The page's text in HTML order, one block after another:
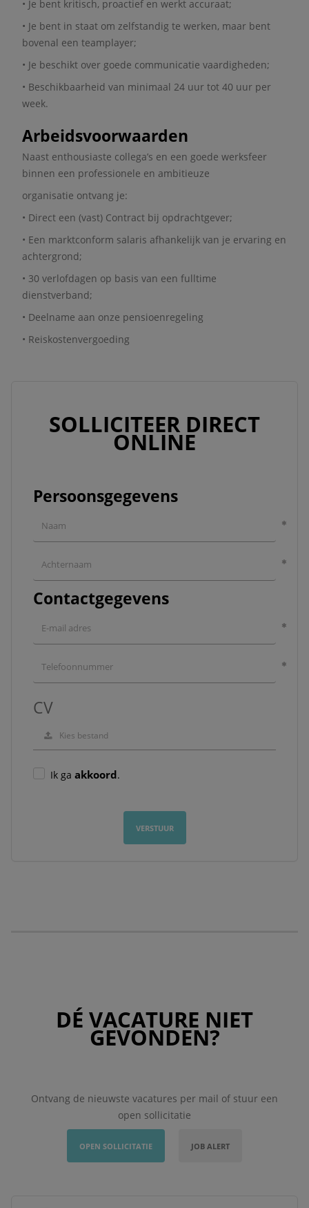
• Je bent kritisch, proactief en werkt accuraat;
• Je bent in staat om zelfstandig te werken, maar bent
bovenal een teamplayer;
• Je beschikt over goede communicatie vaardigheden;
• Beschikbaarheid van minimaal 24 uur tot 40 uur per
week.
Arbeidsvoorwaarden
Naast enthousiaste collega’s en een goede werksfeer
binnen een professionele en ambitieuze
organisatie ontvang je:
• Direct een (vast) Contract bij opdrachtgever;
• Een marktconform salaris afhankelijk van je ervaring en
achtergrond;
• 30 verlofdagen op basis van een fulltime
dienstverband;
• Deelname aan onze pensioenregeling
• Reiskostenvergoeding
SOLLICITEER DIRECT
ONLINE
Persoonsgegevens
Contactgegevens
CV
Kies bestand
Ik ga akkoord.
VERSTUUR
DÉ VACATURE NIET
GEVONDEN?
Ontvang de nieuwste vacatures per mail of stuur een
open sollicitatie
OPEN SOLLICITATIE JOB ALERT